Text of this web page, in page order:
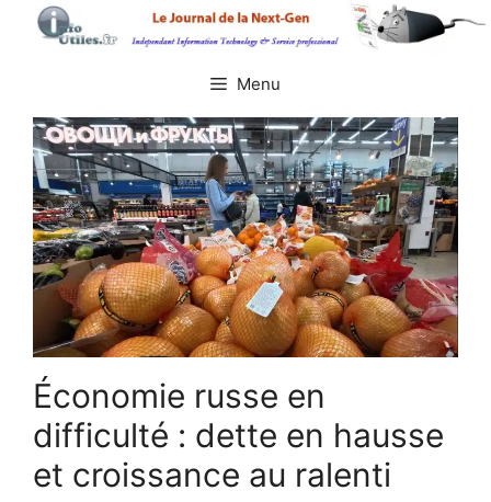
Aller
Menu
Économie russe en
difficulté : dette en hausse
et croissance au ralenti